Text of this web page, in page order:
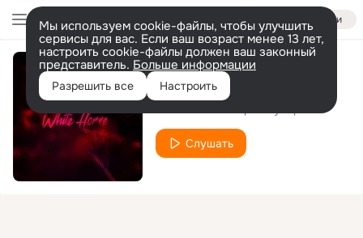
Войти
Мы используем cookie-файлы, чтобы улучшить
сервисы для вас. Если ваш возраст менее 13 лет,
настроить cookie-файлы должен ваш законный
представитель. Больше информации
Разрешить все Настроить
Индиго
Слушать